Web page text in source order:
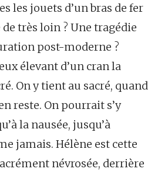
les jouets d’un bras de fer
de très loin ? Une tragédie
post-moderne ?
élevant d’un cran la
On y tient au sacré, quand
reste. On pourrait s’y
la nausée, jusqu’à
jamais. Hélène est cette
névrosée, derrière